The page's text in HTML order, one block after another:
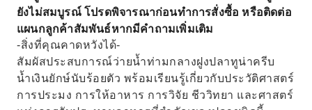
ยังไม่สมบูรณ์ โปรดพิจารณาก่อนทำการสั่งซื้อ หรือติดต่อ
แผนกลูกค้าสัมพันธ์หากมีคำถามเพิ่มเติม
-สิ่งที่คุณคาดหวังได้-
สัมผัสประสบการณ์ว่ายน้ำท่ามกลางฝูงปลาทูน่าครีบ
น้ำเงินยักษ์นับร้อยตัว พร้อมเรียนรู้เกี่ยวกับประวัติศาสตร์
การประมง การให้อาหาร การวิจัย ชีววิทยา และศาสตร์